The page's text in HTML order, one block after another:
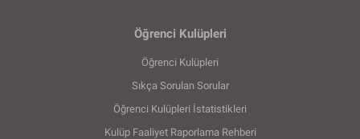
Öğrenci Kulüpleri
Öğrenci Kulüpleri
Sıkça Sorulan Sorular
Öğrenci Kulüpleri İstatistikleri
Kulüp Faaliyet Raporlama Rehberi